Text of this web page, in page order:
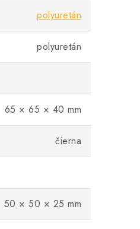
polyuretán
polyuretán
65 × 65 × 40 mm
čierna
50 × 50 × 25 mm